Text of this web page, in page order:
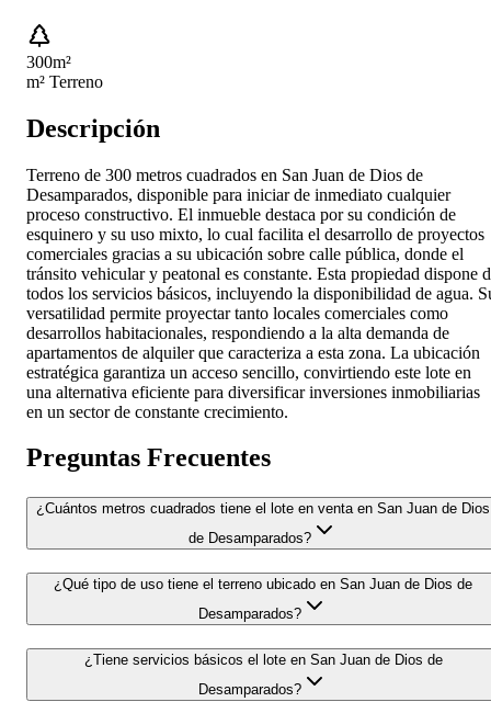
300m²
m² Terreno
Descripción
Terreno de 300 metros cuadrados en San Juan de Dios de
Desamparados, disponible para iniciar de inmediato cualquier
proceso constructivo. El inmueble destaca por su condición de
esquinero y su uso mixto, lo cual facilita el desarrollo de proyectos
comerciales gracias a su ubicación sobre calle pública, donde el
tránsito vehicular y peatonal es constante. Esta propiedad dispone
todos los servicios básicos, incluyendo la disponibilidad de agua.
versatilidad permite proyectar tanto locales comerciales como
desarrollos habitacionales, respondiendo a la alta demanda de
apartamentos de alquiler que caracteriza a esta zona. La ubicación
estratégica garantiza un acceso sencillo, convirtiendo este lote en
una alternativa eficiente para diversificar inversiones inmobiliarias
en un sector de constante crecimiento.
Preguntas Frecuentes
¿Cuántos metros cuadrados tiene el lote en venta en San Juan de Dios
de Desamparados?
¿Qué tipo de uso tiene el terreno ubicado en San Juan de Dios de
Desamparados?
¿Tiene servicios básicos el lote en San Juan de Dios de
Desamparados?